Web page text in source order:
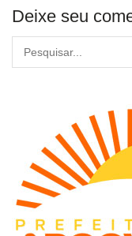
Deixe seu